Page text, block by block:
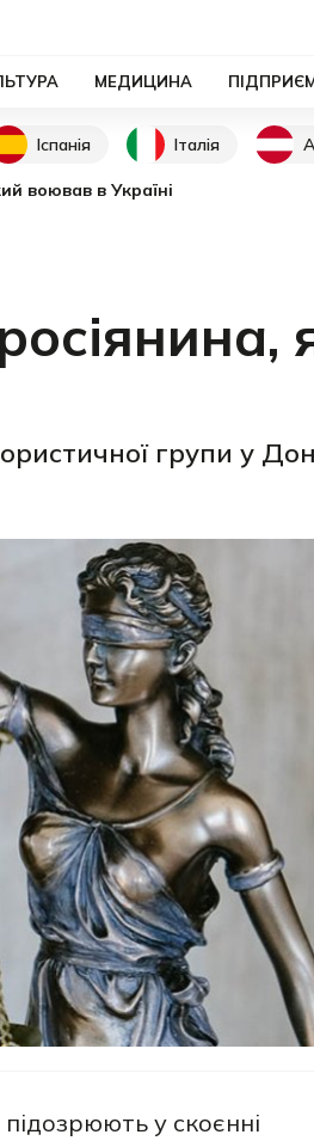
МЕДИЦИНА
Іспанія Італія
воював в Україні
групи у
підозрюють у скоєнні